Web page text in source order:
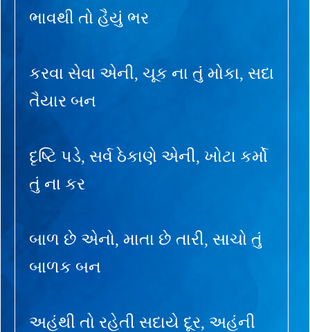
ભાવથી તો હૈયું ભર
કરવા સેવા એની, ચૂક ના તું મોકા, સદા
તૈયાર બન
દૃષ્ટિ પડે, સર્વ ઠેકાણે એની, ખોટા કર્મો
તું ના કર
બાળ છે એનો, માતા છે તારી, સાચો તું
બાળક બન
અહંથી તો રહેતી સદાયે દૂર, અહંની